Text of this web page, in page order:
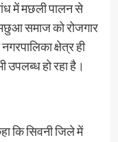
में मछली पालन से
समाज को रोजगार
क्षेत्र ही
उपलब्ध हो रहा है।
कि सिवनी जिले में